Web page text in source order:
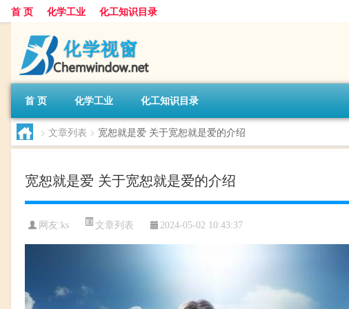
首 页 化学工业 化工知识目录
首 页 化学工业 化工知识目录
> 文章列表 > 宽恕就是爱 关于宽恕就是爱的介绍
宽恕就是爱 关于宽恕就是爱的介绍
网友: ks 文章列表 2024-05-02 10:43:37